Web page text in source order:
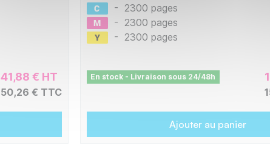
41,88 € HT
50,26 € TTC
- 2300 pages
- 2300 pages
- 2300 pages
En stock - Livraison sous 24/48h
Ajouter au panier